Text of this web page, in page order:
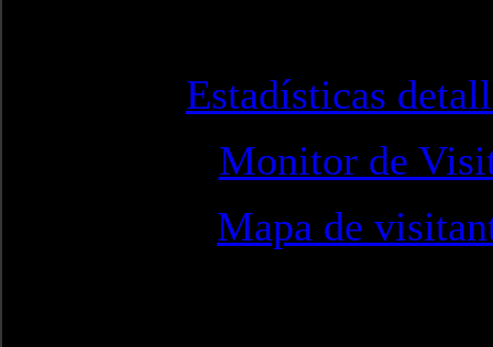
Estadísticas
Monitor de
Mapa de